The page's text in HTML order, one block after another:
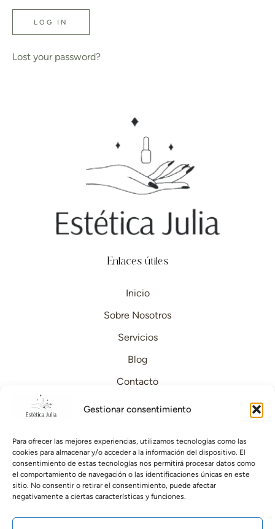
Gestionar consentimiento
Para ofrecer las mejores experiencias, utilizamos tecnologías como las
cookies para almacenar y/o acceder a la información del dispositivo. El
consentimiento de estas tecnologías nos permitirá procesar datos como
el comportamiento de navegación o las identificaciones únicas en este
sitio. No consentir o retirar el consentimiento, puede afectar
negativamente a ciertas características y funciones.
LOG IN
Lost your password?
Enlaces útiles
Inicio
Sobre Nosotros
Servicios
Blog
Contacto
Páginas legales
Aviso Legal
Personalizar Cookies
Politica de privacidad
Contacto